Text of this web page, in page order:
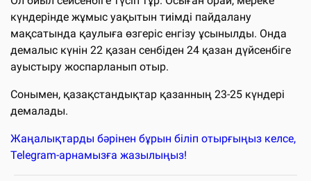
күндерінде жұмыс уақытын тиімді пайдалану
мақсатында қаулыға өзгеріс енгізу ұсынылды. Онда
демалыс күнін 22 қазан сенбіден 24 қазан дүйсенбіге
ауыстыру жоспарланып отыр.
Сонымен, қазақстандықтар қазанның 23-25 күндері
демалады.
Жаңалықтарды бәрінен бұрын біліп отырғыңыз келсе,
Telegram-арнамызға жазылыңыз!